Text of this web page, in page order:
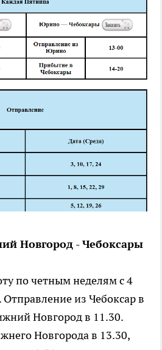
Новгород - Чебоксары
по четным неделям с 4
из Чебоксар в
Новгород в 11.30.
Новгорода в 13.30,